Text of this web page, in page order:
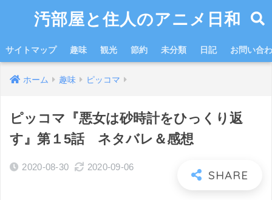
汚部屋と住人のアニメ日和
サイトマップ 趣味 観光 節約 未分類 日記 お問い合
ホーム 趣味 ピッコマ
ピッコマ『悪女は砂時計をひっくり返
す』第１5話 ネタバレ＆感想
2020-08-30 2020-09-06